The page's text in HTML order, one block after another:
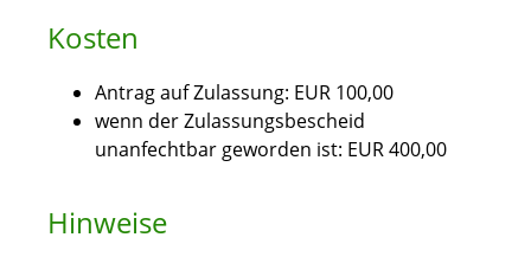
Kosten
Antrag auf Zulassung: EUR 100,00
wenn der Zulassungsbescheid
unanfechtbar geworden ist: EUR 400,00
Hinweise